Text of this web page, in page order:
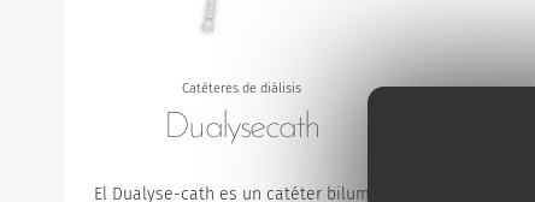
Catéteres de diálisis
Dualysecath
El Dualyse-cath es un catéter bilumen